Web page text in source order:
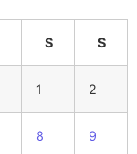
S S
1 2
8 9